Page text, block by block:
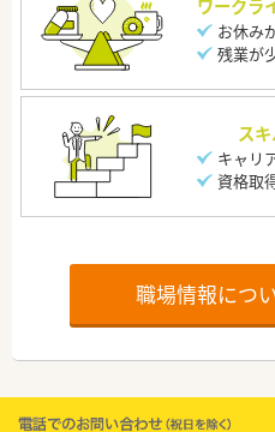
ワークラ
お休み
残業が
ス
キャリ
資格取
職場情報につ